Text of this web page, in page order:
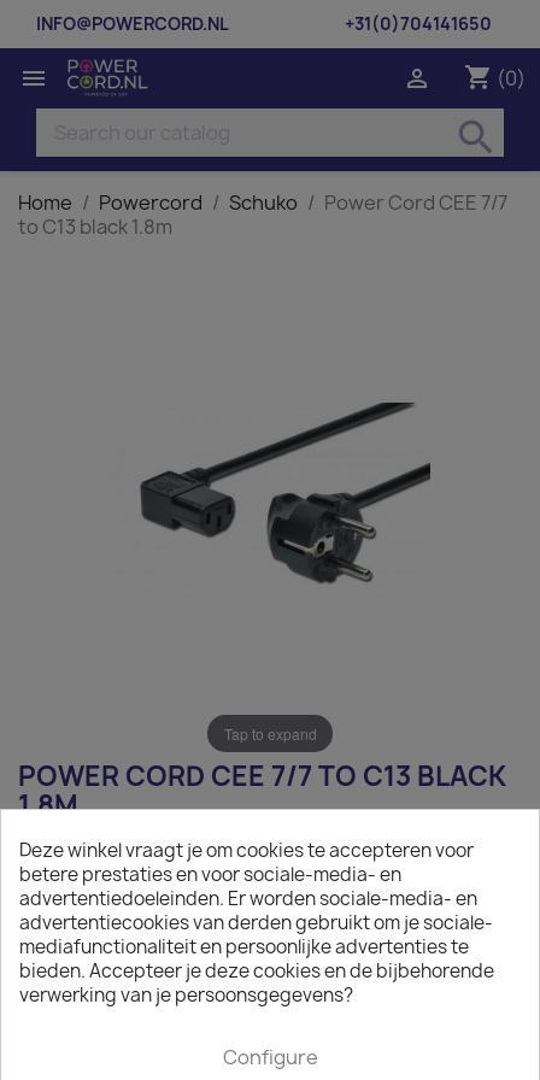
INFO@POWERCORD.NL +31(0)704141650
 shopping_cart (0)

search
Home Powercord Schuko
Power Cord CEE 7/7
to C13 black 1.8m
Tap to expand
POWER CORD CEE 7/7 TO C13 BLACK
1.8M
€5.06
Tax excluded
Power Cord CEE 7/7 to C13 black 1.8m
On request
Deze winkel vraagt je om cookies te accepteren voor
betere prestaties en voor sociale-media- en
advertentiedoeleinden. Er worden sociale-media- en
advertentiecookies van derden gebruikt om je sociale-
mediafunctionaliteit en persoonlijke advertenties te
bieden. Accepteer je deze cookies en de bijbehorende
verwerking van je persoonsgegevens?
Configure